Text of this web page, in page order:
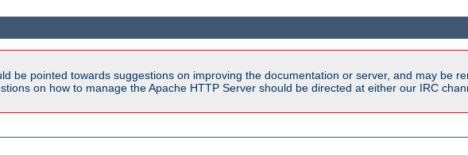
be pointed towards suggestions on improving the documentation or server, and may be
on how to manage the Apache HTTP Server should be directed at either our IRC